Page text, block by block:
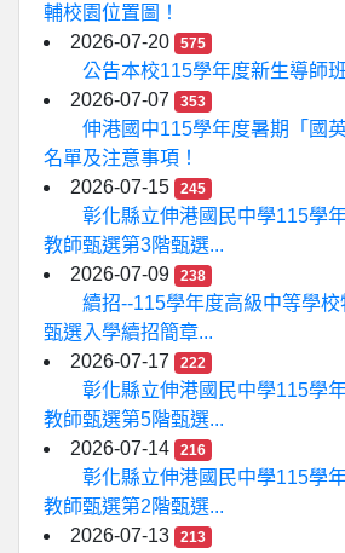
輔校園位置圖！
2026-07-20
575
公告本校115學年度新生導師
2026-07-07
353
伸港國中115學年度暑期「國
名單及注意事項！
2026-07-15
245
彰化縣立伸港國民中學115學
教師甄選第3階甄選...
2026-07-09
238
續招--115學年度高級中等學
甄選入學續招簡章...
2026-07-17
222
彰化縣立伸港國民中學115學
教師甄選第5階甄選...
2026-07-14
216
彰化縣立伸港國民中學115學
教師甄選第2階甄選...
2026-07-13
213